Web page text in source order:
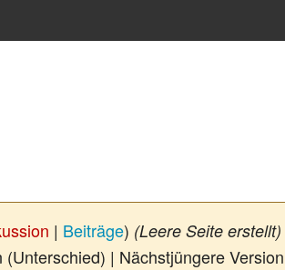
| Beiträge) (Leere Seite erstellt)
| Nächstjüngere